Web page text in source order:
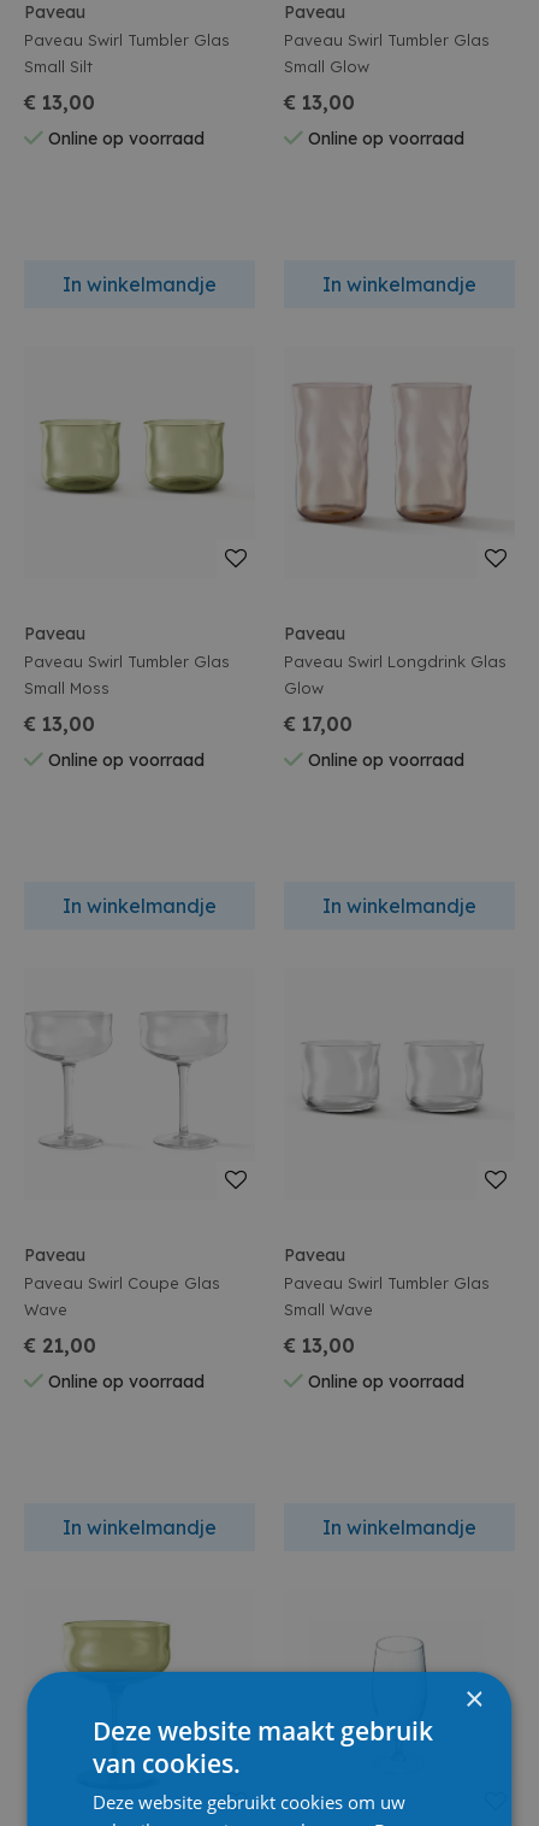
Paveau
Paveau Swirl Tumbler Glas
Small Silt
€ 13,00
Online op voorraad
In winkelmandje
Paveau
Paveau Swirl Tumbler Glas
Small Glow
€ 13,00
Online op voorraad
In winkelmandje
Paveau
Paveau Swirl Tumbler Glas
Small Moss
€ 13,00
Online op voorraad
In winkelmandje
Paveau
Paveau Swirl Longdrink Glas
Glow
€ 17,00
Online op voorraad
In winkelmandje
Paveau
Paveau Swirl Coupe Glas
Wave
€ 21,00
Online op voorraad
In winkelmandje
Paveau
Paveau Swirl Tumbler Glas
Small Wave
€ 13,00
Online op voorraad
In winkelmandje
×
Deze website maakt gebruik
van cookies.
Deze website gebruikt cookies om uw